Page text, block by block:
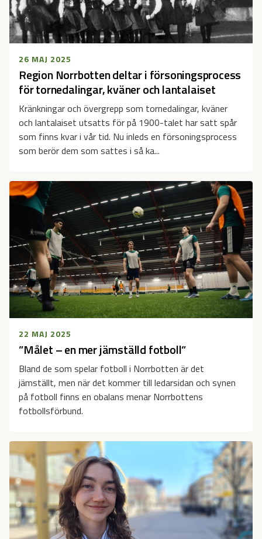
Region Norrbotten deltar i försoningsprocess
för tornedalingar, kväner och lantalaiset
26 MAJ 2025
Kränkningar och övergrepp som tornedalingar, kväner
och lantalaiset utsatts för på 1900-talet har satt spår
som finns kvar i vår tid. Nu inleds en försoningsprocess
som berör dem som sattes i så ka...
”Målet – en mer jämställd fotboll”
22 MAJ 2025
Bland de som spelar fotboll i Norrbotten är det
jämställt, men när det kommer till ledarsidan och synen
på fotboll finns en obalans menar Norrbottens
fotbollsförbund.